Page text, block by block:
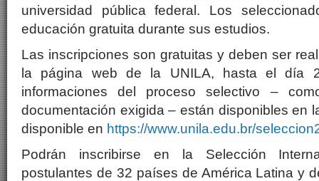
universidad pública federal. Los
educación gratuita durante sus estudios.
Las inscripciones son gratuitas y deben ser
la página web de la UNILA, hasta el día
informaciones del proceso selectivo –
documentación exigida – están disponibles en
disponible en https://www.unila.edu.br/
Podrán inscribirse en la Selección
postulantes de 32 países de América Latina y